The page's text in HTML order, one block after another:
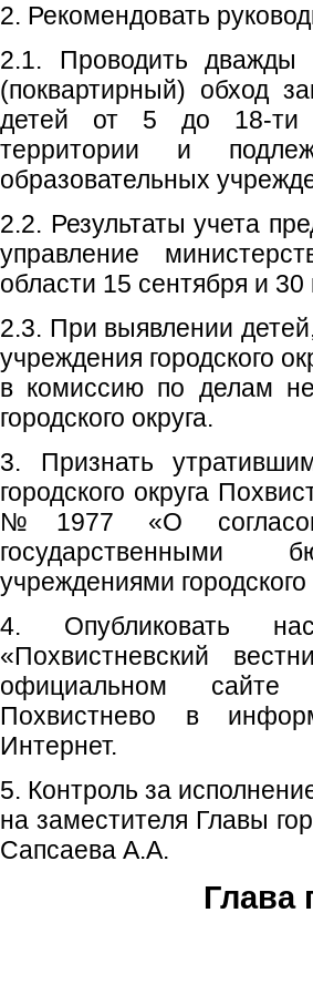
2. Рекомендовать
2.1. Проводить дважды
(поквартирный) обход
детей от 5 до 18-ти
территории и
образовательных
2.2. Результаты учета
управление
области 15 сентября и 30
2.3. При выявлении
учреждения городского
в комиссию по делам
городского округа.
3. Признать
городского округа
№1977 «О
государственными
учреждениями
4. Опубликовать
«Похвистневский
официальном сайте
Похвистнево в
Интернет.
5. Контроль за
на заместителя Главы
Сапсаева А.А.
Глава